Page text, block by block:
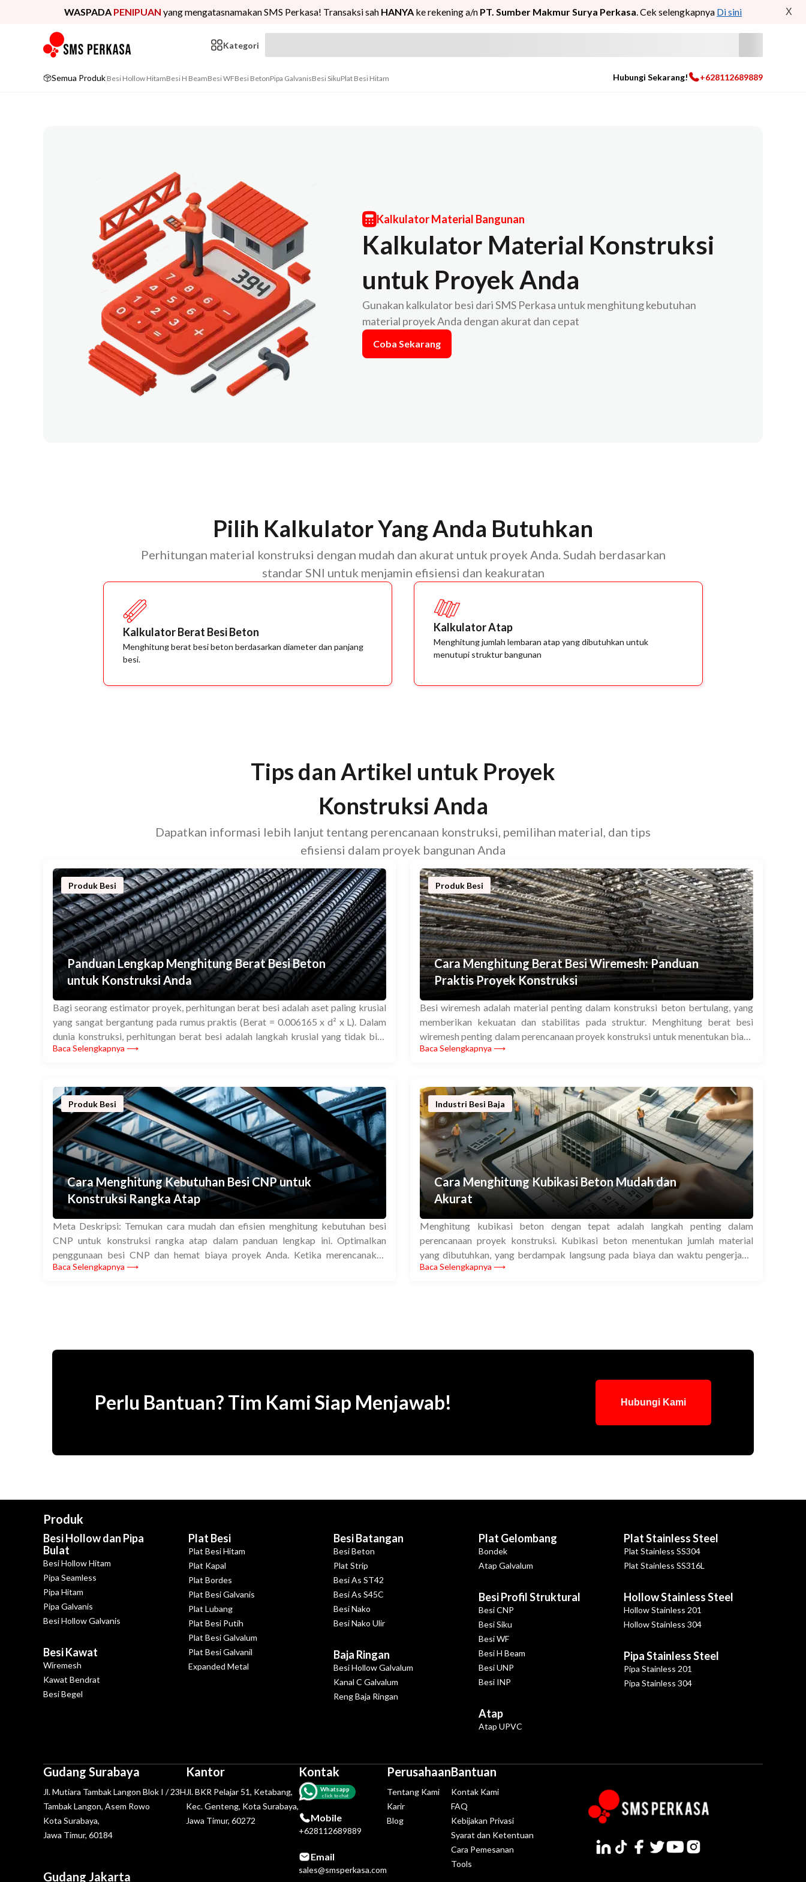
WASPADA PENIPUAN yang mengatasnamakan SMS Perkasa! Transaksi sah HANYA ke rekening a/n PT. Sumber Makmur Surya Perkasa. Cek selengkapnya Di sini X
Kategori
Semua Produk Besi Hollow HitamBesi H BeamBesi WFBesi BetonPipa GalvanisBesi SikuPlat Besi Hitam Hubungi Sekarang! +628112689889
Kalkulator Material Bangunan
Kalkulator Material Konstruksi
untuk Proyek Anda
Gunakan kalkulator besi dari SMS Perkasa untuk menghitung kebutuhan
material proyek Anda dengan akurat dan cepat
Coba Sekarang
Pilih Kalkulator Yang Anda Butuhkan
Perhitungan material konstruksi dengan mudah dan akurat untuk proyek Anda. Sudah berdasarkan
standar SNI untuk menjamin efisiensi dan keakuratan
Kalkulator Berat Besi Beton
Menghitung berat besi beton berdasarkan diameter dan panjang
besi.
Kalkulator Atap
Menghitung jumlah lembaran atap yang dibutuhkan untuk
menutupi struktur bangunan
Tips dan Artikel untuk Proyek
Konstruksi Anda
Dapatkan informasi lebih lanjut tentang perencanaan konstruksi, pemilihan material, dan tips
efisiensi dalam proyek bangunan Anda
Produk Besi
Panduan Lengkap Menghitung Berat Besi Beton
untuk Konstruksi Anda
Bagi seorang estimator proyek, perhitungan berat besi adalah aset paling krusial
yang sangat bergantung pada rumus praktis (Berat = 0.006165 x d² x L). Dalam
dunia konstruksi, perhitungan berat besi adalah langkah krusial yang tidak bisa
diabaikan. Pemahaman mendalam tentang tabel berat besi, berat jenis besi, dan
Baca Selengkapnya ⟶
Produk Besi
Cara Menghitung Berat Besi Wiremesh: Panduan
Praktis Proyek Konstruksi
Besi wiremesh adalah material penting dalam konstruksi beton bertulang, yang
memberikan kekuatan dan stabilitas pada struktur. Menghitung berat besi
wiremesh penting dalam perencanaan proyek konstruksi untuk menentukan biaya
dan kebutuhan material. Dalam artikel ini, kita akan membahas cara menghitung
Baca Selengkapnya ⟶
Produk Besi
Cara Menghitung Kebutuhan Besi CNP untuk
Konstruksi Rangka Atap
Meta Deskripsi: Temukan cara mudah dan efisien menghitung kebutuhan besi
CNP untuk konstruksi rangka atap dalam panduan lengkap ini. Optimalkan
penggunaan besi CNP dan hemat biaya proyek Anda. Ketika merencanakan
konstruksi rangka atap, salah satu aspek penting yang harus diperhatikan adalah
Baca Selengkapnya ⟶
Industri Besi Baja
Cara Menghitung Kubikasi Beton Mudah dan
Akurat
Menghitung kubikasi beton dengan tepat adalah langkah penting dalam
perencanaan proyek konstruksi. Kubikasi beton menentukan jumlah material
yang dibutuhkan, yang berdampak langsung pada biaya dan waktu pengerjaan.
Artikel ini akan menjelaskan cara menghitung kubikasi beton dengan mudah dan
Baca Selengkapnya ⟶
Perlu Bantuan? Tim Kami Siap Menjawab! Hubungi Kami
Produk
Besi Hollow dan Pipa
Bulat
Besi Hollow Hitam
Pipa Seamless
Pipa Hitam
Pipa Galvanis
Besi Hollow Galvanis
Besi Kawat
Wiremesh
Kawat Bendrat
Besi Begel
Plat Besi
Plat Besi Hitam
Plat Kapal
Plat Bordes
Plat Besi Galvanis
Plat Lubang
Plat Besi Putih
Plat Besi Galvalum
Plat Besi Galvanil
Expanded Metal
Besi Batangan
Besi Beton
Plat Strip
Besi As ST42
Besi As S45C
Besi Nako
Besi Nako Ulir
Baja Ringan
Besi Hollow Galvalum
Kanal C Galvalum
Reng Baja Ringan
Plat Gelombang
Bondek
Atap Galvalum
Besi Profil Struktural
Besi CNP
Besi Siku
Besi WF
Besi H Beam
Besi UNP
Besi INP
Atap
Atap UPVC
Plat Stainless Steel
Plat Stainless SS304
Plat Stainless SS316L
Hollow Stainless Steel
Hollow Stainless 201
Hollow Stainless 304
Pipa Stainless Steel
Pipa Stainless 201
Pipa Stainless 304
Gudang Surabaya
Jl. Mutiara Tambak Langon Blok I / 23H
Tambak Langon, Asem Rowo
Kota Surabaya,
Jawa Timur, 60184
Gudang Jakarta
Kantor
Jl. BKR Pelajar 51, Ketabang,
Kec. Genteng, Kota Surabaya,
Jawa Timur, 60272
Kontak
Whatsapp
click to chat
Mobile
+628112689889
Email
sales@smsperkasa.com
Perusahaan
Tentang Kami
Karir
Blog
Bantuan
Kontak Kami
FAQ
Kebijakan Privasi
Syarat dan Ketentuan
Cara Pemesanan
Tools